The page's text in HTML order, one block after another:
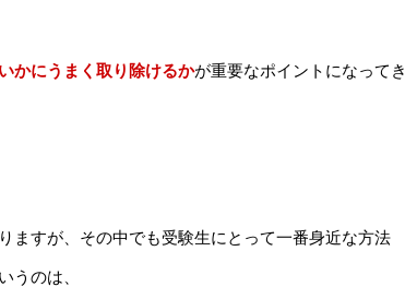
かにうまく取り除けるかが重要なポイントになってき
ますが、その中でも受験生にとって一番身近な方法
うのは、